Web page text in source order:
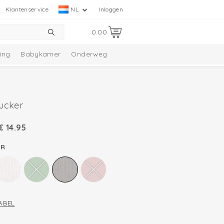
Inloggen
NL
Klantenservice
0.00
Babykamer Onderweg
14.95